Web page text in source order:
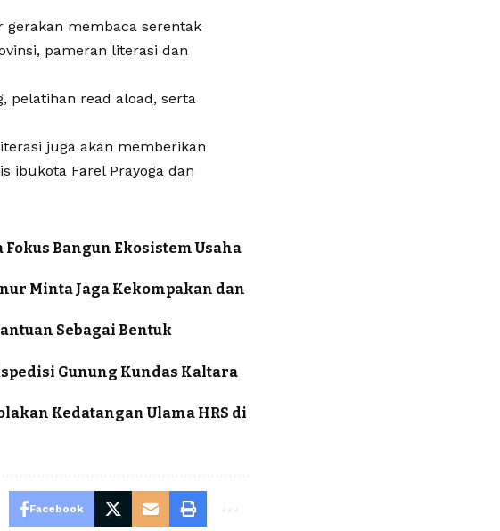
gerakan membaca serentak
pameran literasi dan
pelatihan read aload, serta
juga akan memberikan
ibukota Farel Prayoga dan
Bangun Ekosistem Usaha
Minta Jaga Kekompakan dan
Sebagai Bentuk
Gunung Kundas Kaltara
Kedatangan Ulama HRS di
Facebook